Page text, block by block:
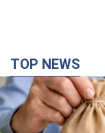
выплаты
денег не
Как пересчитывают
2 години тому